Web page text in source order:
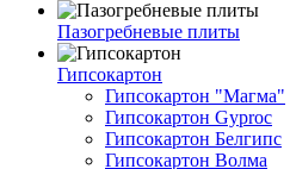
Пазогребневые плиты
Гипсокартон
Гипсокартон "Магма"
Гипсокартон Gyproc
Гипсокартон Белгипс
Гипсокартон Волма